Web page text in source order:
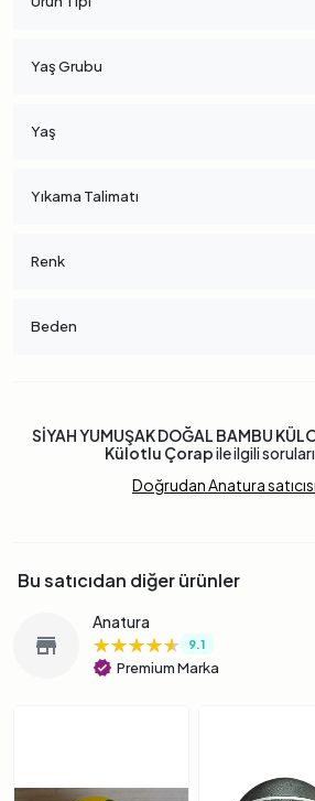
Yaş Grubu
Yaş
Yıkama Talimatı
Renk
Beden
SİYAH YUMUŞAK DOĞAL BAMBU
Külotlu Çorapile ilgili
Doğrudan Anatura
Bu satıcıdan diğer ürünler
store
Anatura
★★★★★
★★★★★
★★★★★ 9.1
verified Premium Marka